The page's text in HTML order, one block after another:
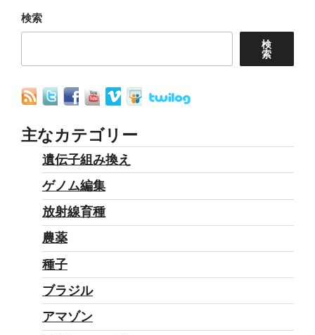
ョ
検索
検
索
主なカテゴリー
遺伝子組み換え
ゲノム編集
放射線育種
農薬
種子
ブラジル
アマゾン